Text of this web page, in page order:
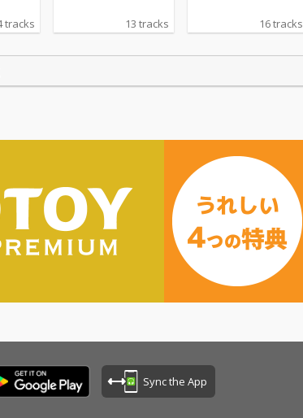
tracks 13 tracks 16 tracks
Sync the App